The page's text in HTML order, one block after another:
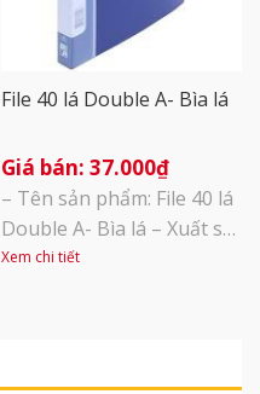
File 40 lá Double A- Bìa lá
37.000₫
– Tên sản phẩm: File 40 lá
Double A- Bìa lá – Xuất sứ:
Thái Lan – Kích thước:
Xem chi tiết